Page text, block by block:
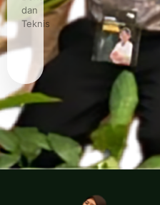
dan
Teknis